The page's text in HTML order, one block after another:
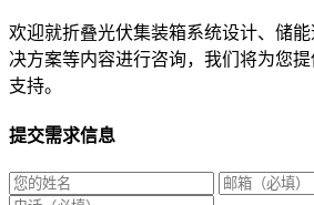
欢迎就折叠光伏集装箱系统设计、储
决方案等内容进行咨询，我们将为您
支持。
提交需求信息